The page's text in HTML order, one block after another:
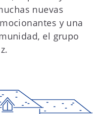
nuevas
y una
el grupo